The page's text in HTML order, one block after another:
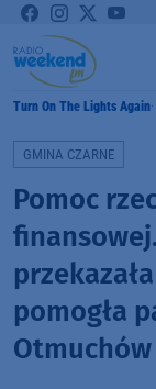
Turn On The Lights Again
GMINA CZARNE
Pomoc
pomogła
Otmuchów